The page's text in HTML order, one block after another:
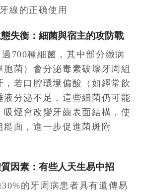
失衡：細菌與宿主的攻防戰
700種細菌，其中部分緻病
菌）會分泌毒素破壞牙周組
，若口腔環境偏酸（如經常飲
液分泌不足，這些細菌仍可能
吸煙會改變牙齒表面結構，使
糙面，進一步促進菌斑附
因素：有些人天生易中招
的牙周病患者具有遺傳易